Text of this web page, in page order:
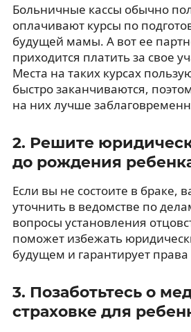
Больничные кассы обычно
оплачивают курсы по
будущей мамы. А вот ее
приходится платить за свое
Места на таких курсах
быстро заканчиваются,
на них лучше
2. Решите
до рождения
Если вы не состоите в браке,
уточнить в ведомстве по
вопросы установления
поможет избежать
будущем и гарантирует
3. Позаботьтесь о
страховке для